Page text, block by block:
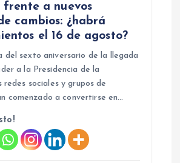
frente a nuevos
cambios: ¿habrá
el 16 de agosto?
del sexto aniversario de la llegada
a la Presidencia de la
redes sociales y grupos de
comenzado a convertirse en…